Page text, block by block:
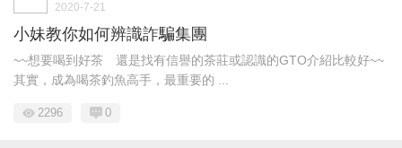
2020-7-21
小妹教你如何辨識詐騙集團
~~想要喝到好茶 還是找有信譽的茶莊或認識的GTO介紹比較好~~
其實，成為喝茶釣魚高手，最重要的 ...
2296 0